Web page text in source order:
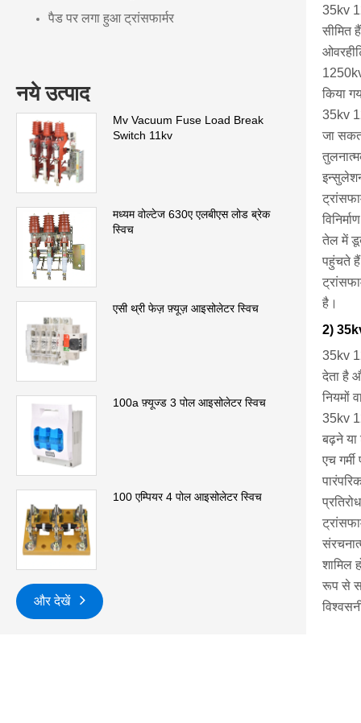
पैड पर लगा हुआ ट्रांसफार्मर
नये उत्पाद
Mv Vacuum Fuse Load Break
Switch 11kv
मध्यम वोल्टेज 630ए एलबीएस लोड ब्रेक
स्विच
एसी थ्री फेज़ फ़्यूज़ आइसोलेटर स्विच
100a फ़्यूज्ड 3 पोल आइसोलेटर स्विच
100 एम्पियर 4 पोल आइसोलेटर स्विच
और देखें
35kv
सीमित
किया
35kv
जा
तेल में
पहुंचते
है।
2)
35kv
देता है
नियमों
35kv
बढ़ने
एच
शामिल
रूप से